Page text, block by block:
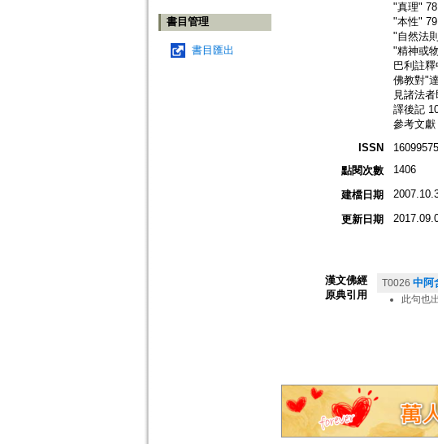
書目管理
書目匯出
"真理" 78
"本性" 79
"自然法
"精神或
巴利註
佛教對"
見諸法
譯後記
參考文獻
ISSN
點閱次數
1406
建檔日期
更新日期
漢文佛經
原典引用
T0026 中阿
此句也